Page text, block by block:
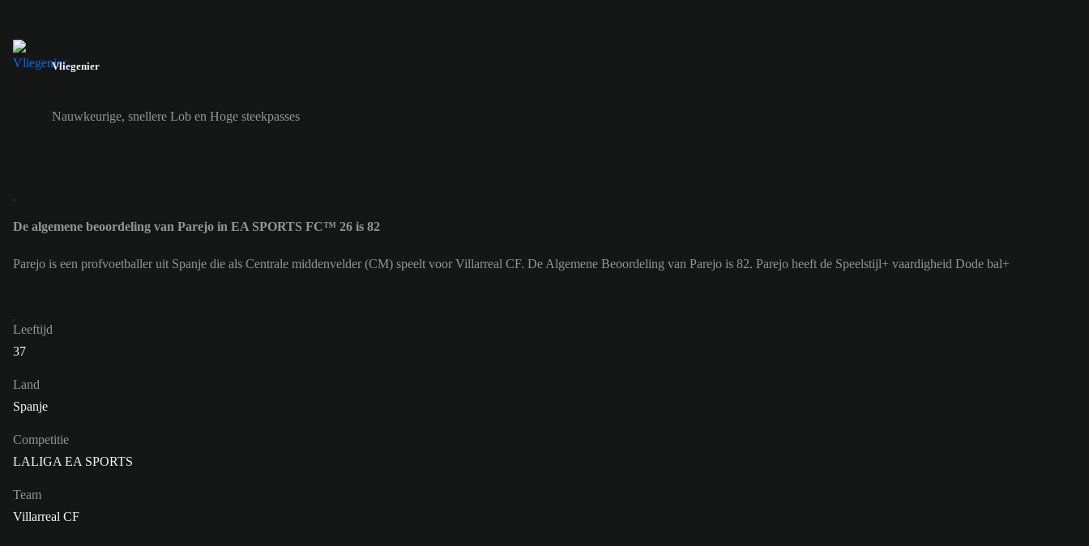
Vliegenier
Nauwkeurige, snellere Lob en Hoge steekpasses
De algemene beoordeling van Parejo in EA SPORTS FC™ 26 is 82
Parejo is een profvoetballer uit Spanje die als Centrale middenvelder (CM) speelt voor Villarreal CF. De Algemene Beoordeling van Parejo is 82. Parejo heeft de Speelstijl+ vaardigheid Dode bal+
Leeftijd
37
Land
Spanje
Competitie
LALIGA EA SPORTS
Team
Villarreal CF